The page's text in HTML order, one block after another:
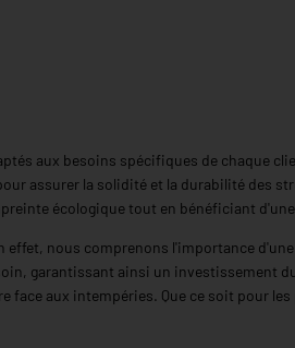
aux besoins spécifiques de chaque
assurer la solidité et la durabilité des
écologique tout en bénéficiant
nous comprenons l'importance
garantissant ainsi un investissement
aux intempéries. Que ce soit pour